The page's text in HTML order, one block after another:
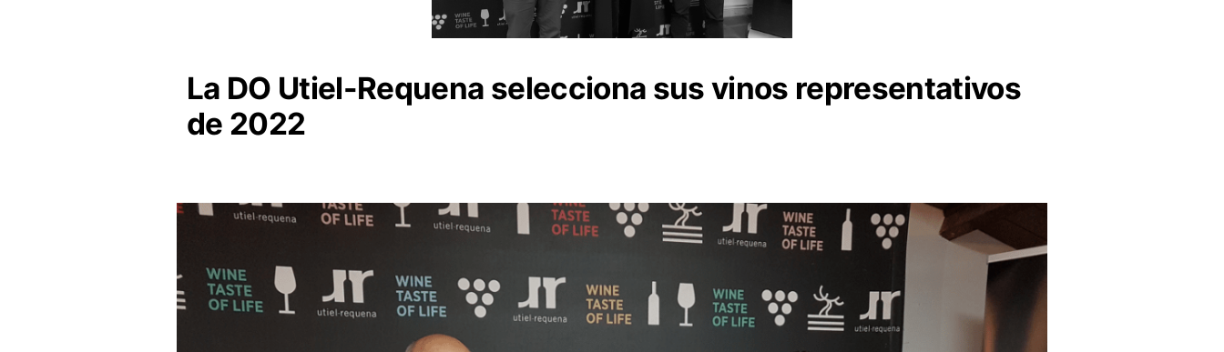
La DO Utiel-Requena selecciona sus vinos representativos
de 2022